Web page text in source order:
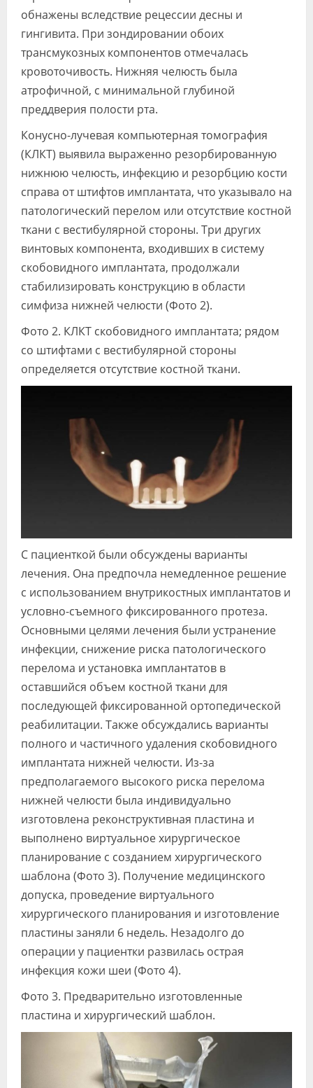
обнажены вследствие рецессии десны и
гингивита. При зондировании обоих
трансмукозных компонентов отмечалась
кровоточивость. Нижняя челюсть была
атрофичной, с минимальной глубиной
преддверия полости рта.
Конусно-лучевая компьютерная томография
(КЛКТ) выявила выраженно резорбированную
нижнюю челюсть, инфекцию и резорбцию кости
справа от штифтов имплантата, что указывало на
патологический перелом или отсутствие костной
ткани с вестибулярной стороны. Три других
винтовых компонента, входивших в систему
скобовидного имплантата, продолжали
стабилизировать конструкцию в области
симфиза нижней челюсти (Фото 2).
Фото 2. КЛКТ скобовидного имплантата; рядом
со штифтами с вестибулярной стороны
определяется отсутствие костной ткани.
С пациенткой были обсуждены варианты
лечения. Она предпочла немедленное решение
с использованием внутрикостных имплантатов и
условно-съемного фиксированного протеза.
Основными целями лечения были устранение
инфекции, снижение риска патологического
перелома и установка имплантатов в
оставшийся объем костной ткани для
последующей фиксированной ортопедической
реабилитации. Также обсуждались варианты
полного и частичного удаления скобовидного
имплантата нижней челюсти. Из-за
предполагаемого высокого риска перелома
нижней челюсти была индивидуально
изготовлена реконструктивная пластина и
выполнено виртуальное хирургическое
планирование с созданием хирургического
шаблона (Фото 3). Получение медицинского
допуска, проведение виртуального
хирургического планирования и изготовление
пластины заняли 6 недель. Незадолго до
операции у пациентки развилась острая
инфекция кожи шеи (Фото 4).
Фото 3. Предварительно изготовленные
пластина и хирургический шаблон.